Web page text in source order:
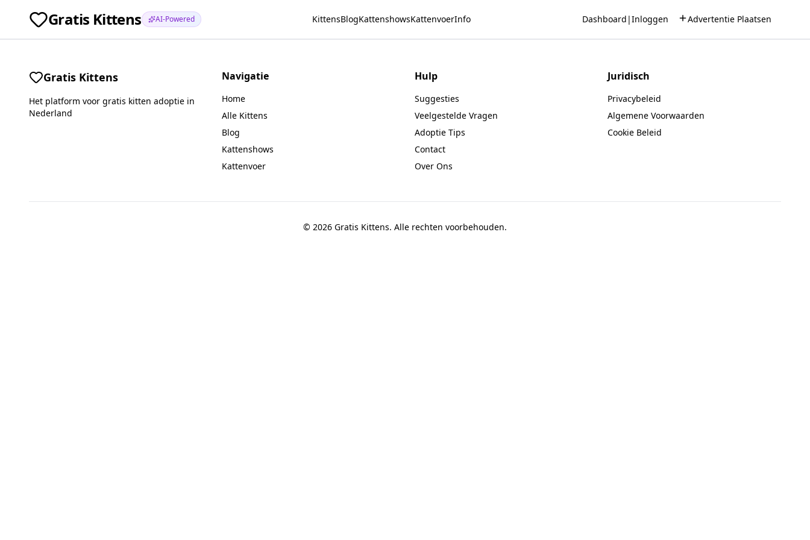
Gratis Kittens AI-Powered KittensBlogKattenshowsKattenvoerInfo Dashboard |Inloggen Advertentie Plaatsen
Gratis Kittens
Het platform voor gratis kitten adoptie in
Nederland
Navigatie
Home
Alle Kittens
Blog
Kattenshows
Kattenvoer
Hulp
Suggesties
Veelgestelde Vragen
Adoptie Tips
Contact
Over Ons
Juridisch
Privacybeleid
Algemene Voorwaarden
Cookie Beleid
© 2026 Gratis Kittens. Alle rechten voorbehouden.